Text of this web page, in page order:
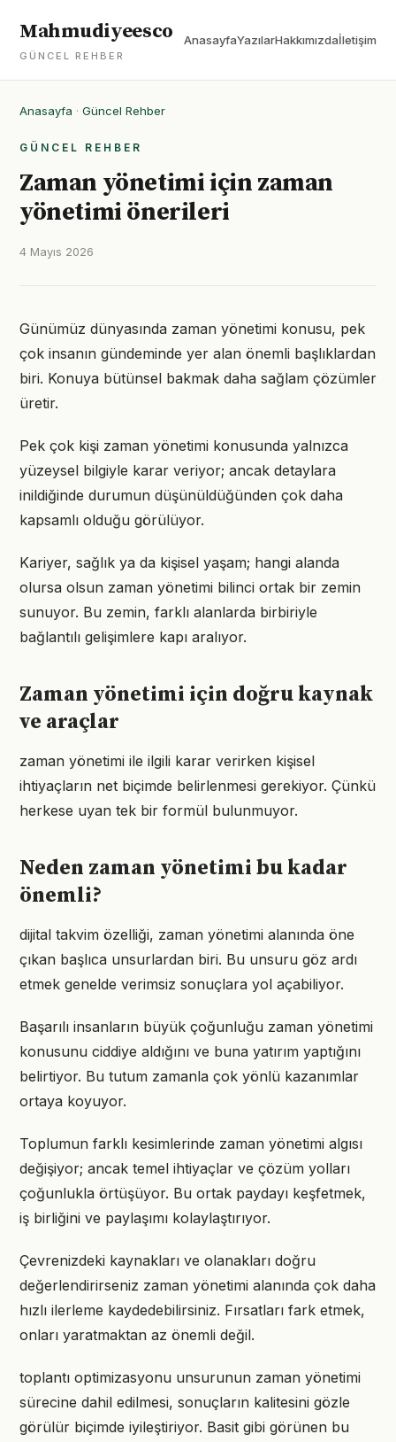
Mahmudiyeesco
GÜNCEL REHBER
AnasayfaYazılarHakkımızdaİletişim
Anasayfa · Güncel Rehber
GÜNCEL REHBER
Zaman yönetimi için zaman
yönetimi önerileri
4 Mayıs 2026
Günümüz dünyasında zaman yönetimi konusu, pek
çok insanın gündeminde yer alan önemli başlıklardan
biri. Konuya bütünsel bakmak daha sağlam çözümler
üretir.
Pek çok kişi zaman yönetimi konusunda yalnızca
yüzeysel bilgiyle karar veriyor; ancak detaylara
inildiğinde durumun düşünüldüğünden çok daha
kapsamlı olduğu görülüyor.
Kariyer, sağlık ya da kişisel yaşam; hangi alanda
olursa olsun zaman yönetimi bilinci ortak bir zemin
sunuyor. Bu zemin, farklı alanlarda birbiriyle
bağlantılı gelişimlere kapı aralıyor.
Zaman yönetimi için doğru kaynak
ve araçlar
zaman yönetimi ile ilgili karar verirken kişisel
ihtiyaçların net biçimde belirlenmesi gerekiyor. Çünkü
herkese uyan tek bir formül bulunmuyor.
Neden zaman yönetimi bu kadar
önemli?
dijital takvim özelliği, zaman yönetimi alanında öne
çıkan başlıca unsurlardan biri. Bu unsuru göz ardı
etmek genelde verimsiz sonuçlara yol açabiliyor.
Başarılı insanların büyük çoğunluğu zaman yönetimi
konusunu ciddiye aldığını ve buna yatırım yaptığını
belirtiyor. Bu tutum zamanla çok yönlü kazanımlar
ortaya koyuyor.
Toplumun farklı kesimlerinde zaman yönetimi algısı
değişiyor; ancak temel ihtiyaçlar ve çözüm yolları
çoğunlukla örtüşüyor. Bu ortak paydayı keşfetmek,
iş birliğini ve paylaşımı kolaylaştırıyor.
Çevrenizdeki kaynakları ve olanakları doğru
değerlendirirseniz zaman yönetimi alanında çok daha
hızlı ilerleme kaydedebilirsiniz. Fırsatları fark etmek,
onları yaratmaktan az önemli değil.
toplantı optimizasyonu unsurunun zaman yönetimi
sürecine dahil edilmesi, sonuçların kalitesini gözle
görülür biçimde iyileştiriyor. Basit gibi görünen bu